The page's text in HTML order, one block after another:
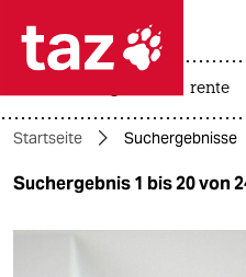
 taz zahl
taz zahl ich
themen
politik
rente
Startseite Suchergebnisse
Suchergebnis 1 bis 20 von